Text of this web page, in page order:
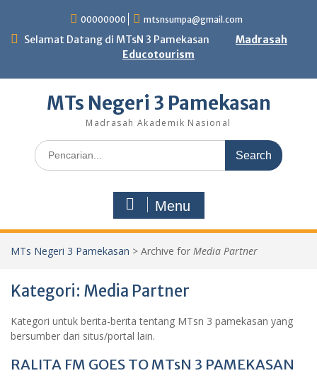
content
00000000 mtsnsumpa@gmail.com
Selamat Datang di MTsN 3 Pamekasan
Madrasah
Educotourism
MTs Negeri 3 Pamekasan
Madrasah Akademik Nasional
Search
for:
Menu
MTs Negeri 3 Pamekasan > Archive for Media Partner
Kategori: Media Partner
Kategori untuk berita-berita tentang MTsn 3 pamekasan yang
bersumber dari situs/portal lain.
RALITA FM GOES TO MTsN 3 PAMEKASAN